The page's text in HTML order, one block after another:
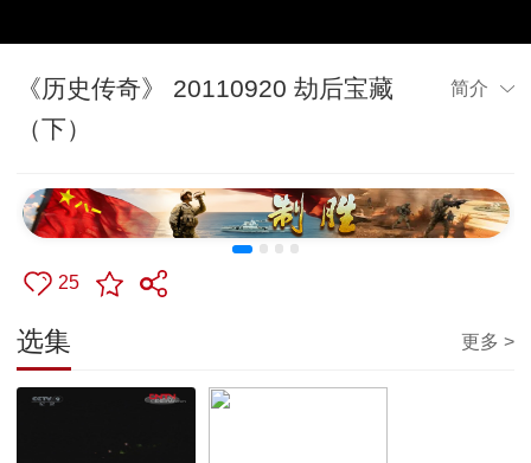
《历史传奇》 20110920 劫后宝藏
（下）
简介
25
选集 更多 >